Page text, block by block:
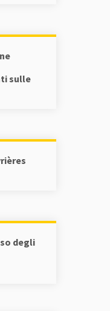
sulle
degli